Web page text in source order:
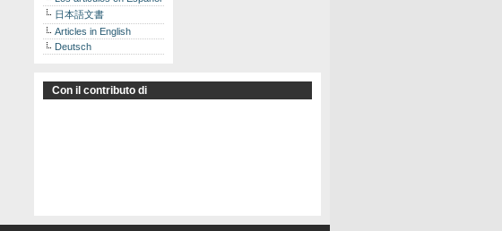
日本語文書
Articles in English
Deutsch
Con il contributo di